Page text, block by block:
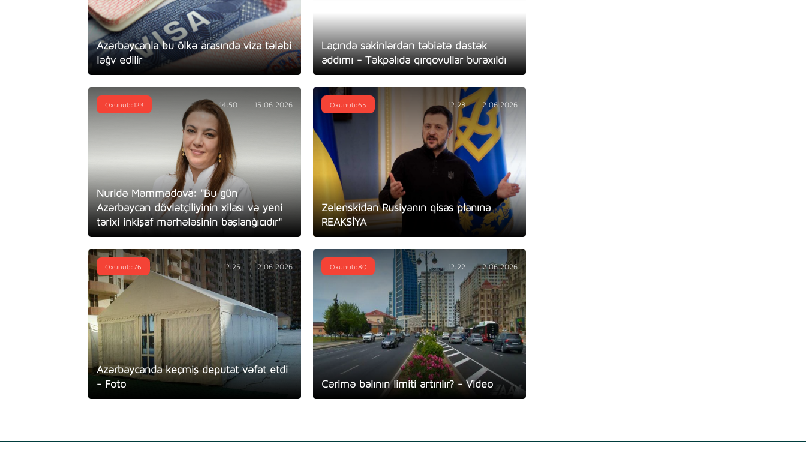
Azərbaycanla bu ölkə arasında viza tələbi
ləğv edilir
Laçında sakinlərdən təbiətə dəstək
addımı - Təkpalıda qırqovullar buraxıldı
Nuridə Məmmədova: "Bu gün
Azərbaycan dövlətçiliyinin xilası və yeni
tarixi inkişaf mərhələsinin başlanğıcıdır"
Oxunub:123 14:50 15.06.2026
Zelenskidən Rusiyanın qisas planına
REAKSİYA
Oxunub:65 12:28 2.06.2026
Azərbaycanda keçmiş deputat vəfat etdi
- Foto
Oxunub:76 12:25 2.06.2026
Cərimə balının limiti artırılır? - Video
Oxunub:80 12:22 2.06.2026